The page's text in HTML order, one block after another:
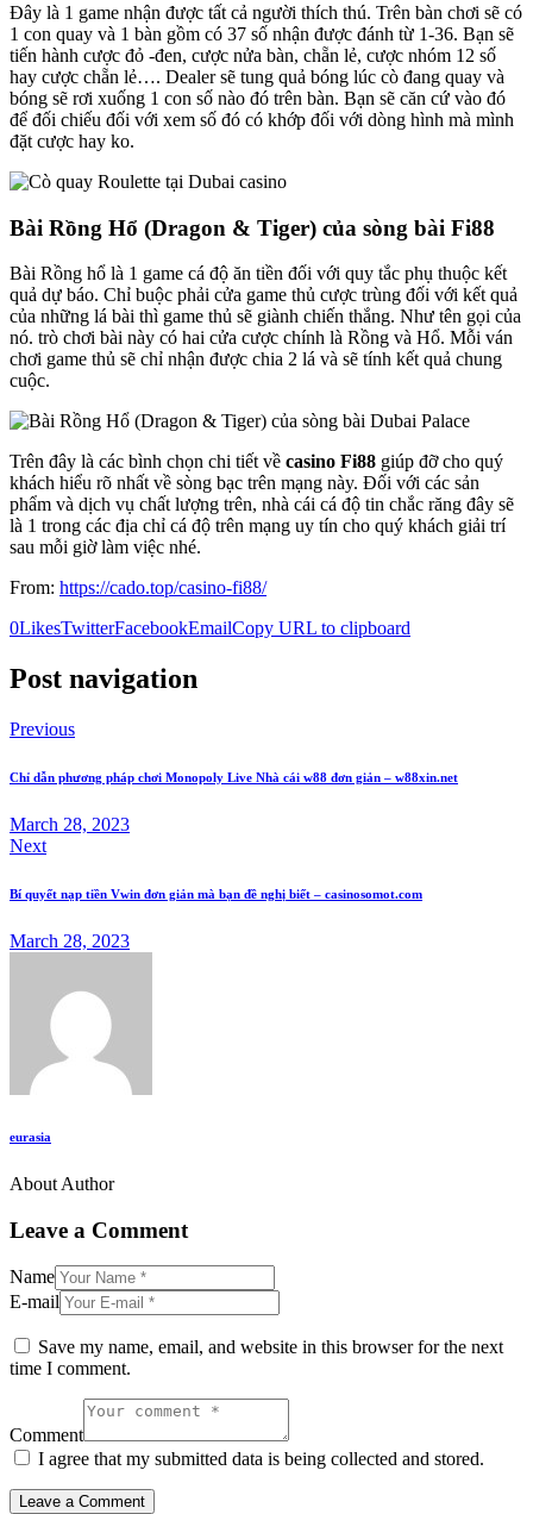
Đây là 1 game nhận được tất cả người thích thú. Trên bàn chơi sẽ có
1 con quay và 1 bàn gồm có 37 số nhận được đánh từ 1-36. Bạn sẽ
tiến hành cược đỏ -đen, cược nửa bàn, chẵn lẻ, cược nhóm 12 số
hay cược chẵn lẻ…. Dealer sẽ tung quả bóng lúc cò đang quay và
bóng sẽ rơi xuống 1 con số nào đó trên bàn. Bạn sẽ căn cứ vào đó
để đối chiếu đối với xem số đó có khớp đối với dòng hình mà mình
đặt cược hay ko.
Bài Rồng Hổ (Dragon & Tiger) của sòng bài Fi88
Bài Rồng hổ là 1 game cá độ ăn tiền đối với quy tắc phụ thuộc kết
quả dự báo. Chỉ buộc phải cửa game thủ cược trùng đối với kết quả
của những lá bài thì game thủ sẽ giành chiến thắng. Như tên gọi của
nó. trò chơi bài này có hai cửa cược chính là Rồng và Hổ. Mỗi ván
chơi game thủ sẽ chỉ nhận được chia 2 lá và sẽ tính kết quả chung
cuộc.
Trên đây là các bình chọn chi tiết về casino Fi88 giúp đỡ cho quý
khách hiểu rõ nhất về sòng bạc trên mạng này. Đối với các sản
phẩm và dịch vụ chất lượng trên, nhà cái cá độ tin chắc răng đây sẽ
là 1 trong các địa chỉ cá độ trên mạng uy tín cho quý khách giải trí
sau mỗi giờ làm việc nhé.
From: https://cado.top/casino-fi88/
0LikesTwitterFacebookEmailCopy URL to clipboard
Post navigation
Previous
Chỉ dẫn phương pháp chơi Monopoly Live Nhà cái w88 đơn giản – w88xin.net
March 28, 2023
Next
Bí quyết nạp tiền Vwin đơn giản mà bạn đề nghị biết – casinosomot.com
March 28, 2023
eurasia
About Author
Leave a Comment
Name
E-mail
Save my name, email, and website in this browser for the next
time I comment.
Comment
I agree that my submitted data is being collected and stored.